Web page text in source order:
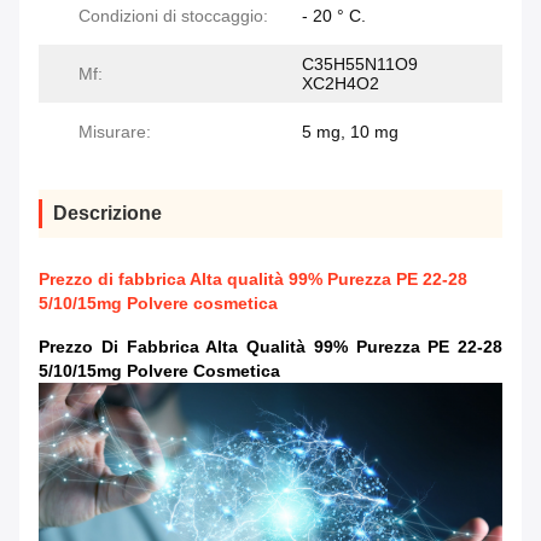
Condizioni di stoccaggio: - 20 ° C.
Mf:
C35H55N11O9
XC2H4O2
Misurare: 5 mg, 10 mg
Descrizione
Prezzo di fabbrica Alta qualità 99% Purezza PE 22-28
5/10/15mg Polvere cosmetica
Prezzo Di Fabbrica Alta Qualità 99% Purezza PE 22-28
5/10/15mg Polvere Cosmetica